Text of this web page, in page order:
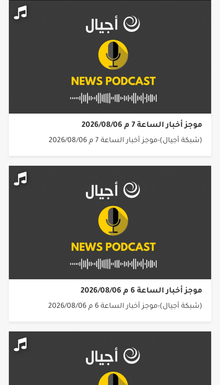
موجز أخبار الساعة 7 م 2026/08/06
(شبكة أجيال)-موجز أخبار الساعة 7 م 2026/08/06
موجز أخبار الساعة 6 م 2026/08/06
(شبكة أجيال)-موجز أخبار الساعة 6 م 2026/08/06